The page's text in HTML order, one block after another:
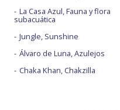
La Casa Azul, Fauna y flora
subacuática
Jungle, Sunshine
Álvaro de Luna, Azulejos
Chaka Khan, Chakzilla